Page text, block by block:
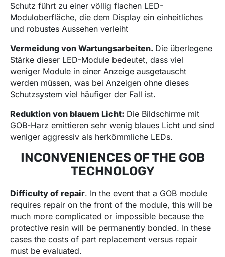
Schutz führt zu einer völlig flachen LED-
Moduloberfläche, die dem Display ein einheitliches
und robustes Aussehen verleiht
Vermeidung von Wartungsarbeiten. Die überlegene
Stärke dieser LED-Module bedeutet, dass viel
weniger Module in einer Anzeige ausgetauscht
werden müssen, was bei Anzeigen ohne dieses
Schutzsystem viel häufiger der Fall ist.
Reduktion von blauem Licht: Die Bildschirme mit
GOB-Harz emittieren sehr wenig blaues Licht und sind
weniger aggressiv als herkömmliche LEDs.
INCONVENIENCES OF THE GOB
TECHNOLOGY
Difficulty of repair. In the event that a GOB module
requires repair on the front of the module, this will be
much more complicated or impossible because the
protective resin will be permanently bonded. In these
cases the costs of part replacement versus repair
must be evaluated.